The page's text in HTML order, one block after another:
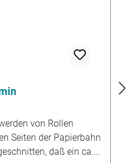
von Rollen
Seiten der Papierbahn
daß ein ca.